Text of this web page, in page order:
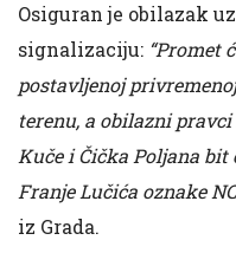
Osiguran je obilazak
signalizaciju: “Promet
postavljenoj
terenu, a obilazni
Kuče i Čička Poljana
Franje Lučića oznake NC
iz Grada.